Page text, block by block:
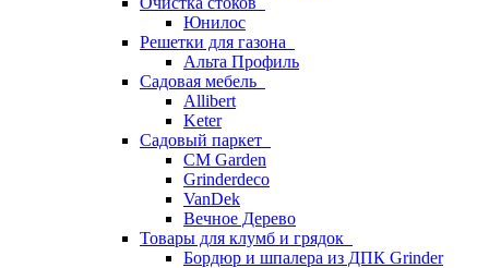
Юнилос
Решетки для газона
Альта Профиль
Садовая мебель
Allibert
Keter
Садовый паркет
CM Garden
Grinderdeco
VanDek
Вечное Дерево
Товары для клумб и грядок
Бордюр и шпалера из ДПК Grinder